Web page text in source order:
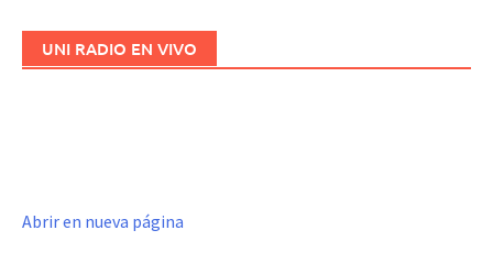
UNI RADIO EN VIVO
Abrir en nueva página